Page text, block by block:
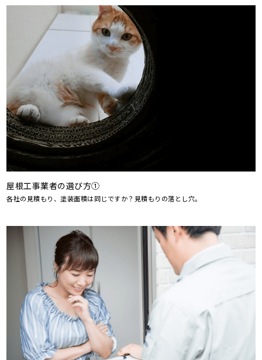
屋根工事業者の選び方①
各社の見積もり、塗装面積は同じですか？見積もりの落とし穴。